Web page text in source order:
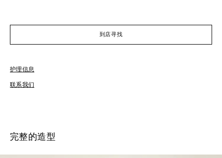
到店寻找
护理信息
联系我们
完整的造型